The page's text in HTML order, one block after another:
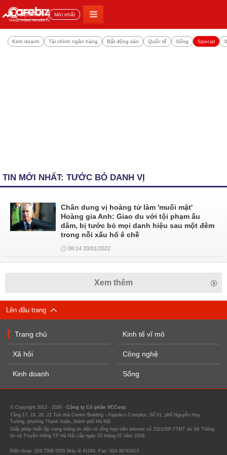
Đọc nhiều Mới nhất
Kinh doanh Tài chính ngân hàng Bất động sản Quốc tế Sống Special
TIN MỚI NHẤT: TƯỚC BỎ DANH VỊ
Chân dung vị hoàng tử làm 'muối mặt'
Hoàng gia Anh: Giao du với tội phạm ấu
dâm, bị tước bỏ mọi danh hiệu sau một đêm
trong nỗi xấu hổ ê chề
08:14 20/01/2022
Xem thêm
Lên đầu trang
Trang chủ
Xã hội
Kinh doanh
Kinh tế vĩ mô
Công nghệ
Sống
© Copyright 2012 - 2026 - Công ty Cổ phần VCCorp.
Tầng 17, 19, 20, 21 Toà nhà Center Building - Hapulico Complex, Số 01, phố Nguyễn Huy
Tưởng, phường Thanh Xuân, thành phố Hà Nội
Giấy phép thiết lập trang thông tin điện tử tổng hợp trên internet số 3321/GP-TTĐT do Sở Thông
tin và Truyền thông TP Hà Nội cấp ngày 03 tháng 07 năm 2019.
Điện thoại: 024 7309 5555 Máy lẻ 41294. Fax: 024-39743413